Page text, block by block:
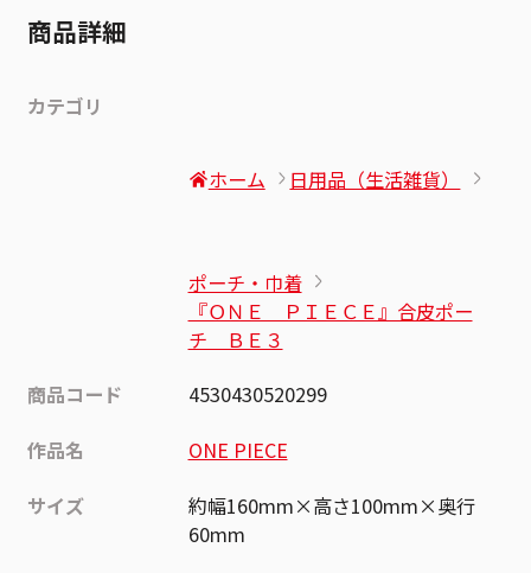
商品詳細
カテゴリ
ホーム 日用品（生活雑貨）
ポーチ・巾着
『ＯＮＥ ＰＩＥＣＥ』合皮ポー
チ ＢＥ３
商品コード
4530430520299
作品名
ONE PIECE
サイズ
約幅160mm×高さ100mm×奥行
60mm